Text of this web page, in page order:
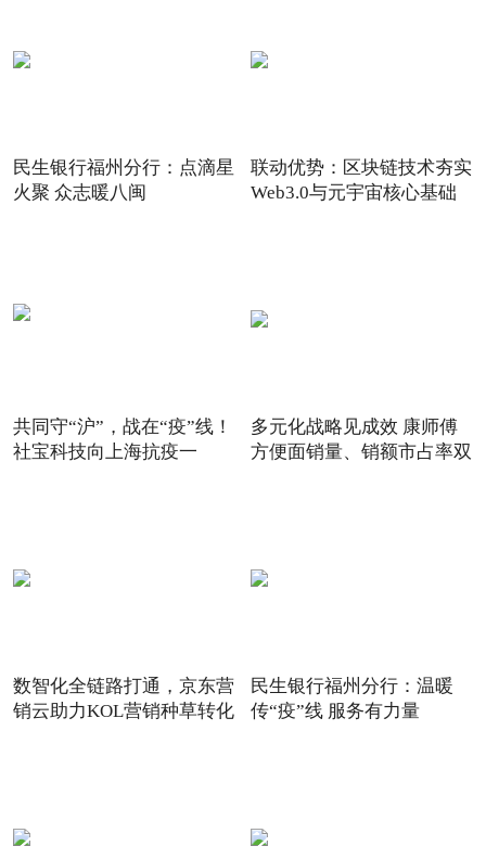
民生银行福州分行：点滴星
火聚 众志暖八闽
联动优势：区块链技术夯实
Web3.0与元宇宙核心基础
共同守“沪”，战在“疫”线！
社宝科技向上海抗疫一
多元化战略见成效 康师傅
方便面销量、销额市占率双
数智化全链路打通，京东营
销云助力KOL营销种草转化
民生银行福州分行：温暖
传“疫”线 服务有力量